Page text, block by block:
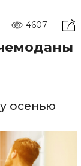
4607
осенью